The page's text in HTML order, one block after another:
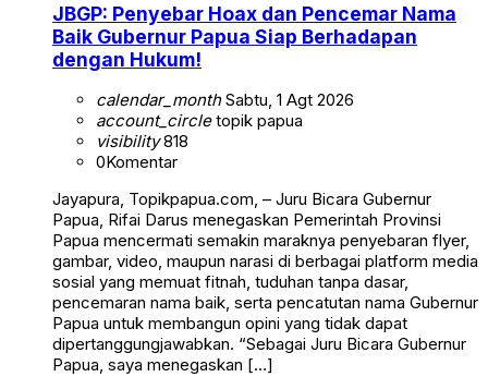
JBGP: Penyebar Hoax dan Pencemar Nama
Baik Gubernur Papua Siap Berhadapan
dengan Hukum!
calendar_monthSabtu, 1 Agt 2026
account_circletopik papua
visibility818
0Komentar
Jayapura, Topikpapua.com, – Juru Bicara Gubernur
Papua, Rifai Darus menegaskan Pemerintah Provinsi
Papua mencermati semakin maraknya penyebaran flyer,
gambar, video, maupun narasi di berbagai platform media
sosial yang memuat fitnah, tuduhan tanpa dasar,
pencemaran nama baik, serta pencatutan nama Gubernur
Papua untuk membangun opini yang tidak dapat
dipertanggungjawabkan. “Sebagai Juru Bicara Gubernur
Papua, saya menegaskan […]